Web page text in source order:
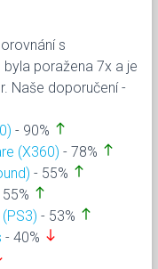
s
byla poražena 7x a je
Naše doporučení -
- 90% north
(X360) - 78% north
- 55% north
north
- 53% north
- 40% south